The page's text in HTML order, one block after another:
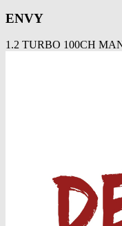
ENVY
1.2 TURBO 100CH